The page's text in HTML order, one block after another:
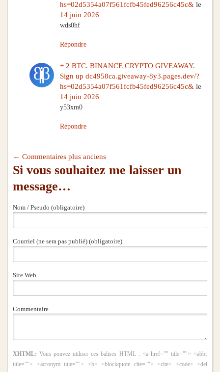
hs=02d5354a07f561fcfb45fed96256c45c& le
14 juin 2026
wds0hf
Répondre
+ 2 BTC. BINANCE CRYPTO GIVEAWAY.
Sign up dc4958ca.giveaway-8y3.pages.dev/?
hs=02d5354a07f561fcfb45fed96256c45c& le
14 juin 2026
y53xm0
Répondre
← Commentaires plus anciens
Si vous souhaitez me laisser un
message…
Nom / Pseudo (obligatoire)
Courriel (ne sera pas publié) (obligatoire)
Site Web
Commentaire
XHTML: Vous pouvez utiliser ces balises HTML : <a href="" title=""> <abbr
title=""> <acronym title=""> <b> <blockquote cite=""> <cite> <code> <del